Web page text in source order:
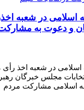
اسلامی در شعبه
و دعوت به مشارکت
اسلامی در شعبه اخذ
مجلس خبرگان
اسلامی مشارکت